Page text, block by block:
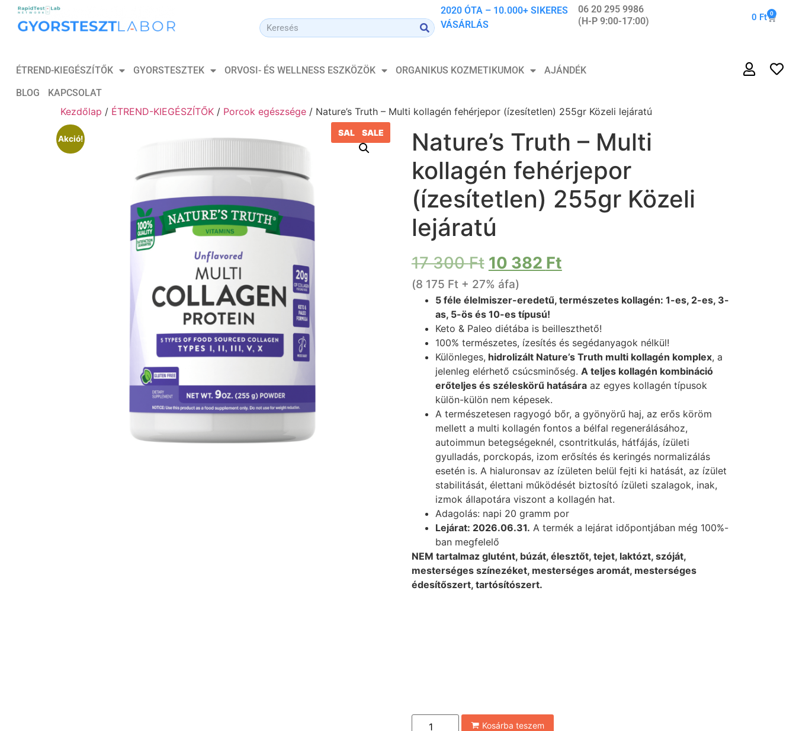
2020 ÓTA – 10.000+ SIKERES
VÁSÁRLÁS
06 20 295 9986
(H-P 9:00-17:00)
0 Ft 0
ÉTREND-KIEGÉSZÍTŐK GYORSTESZTEK ORVOSI- ÉS WELLNESS ESZKÖZÖK ORGANIKUS KOZMETIKUMOK
AJÁNDÉK
BLOG
KAPCSOLAT
Kezdőlap / ÉTREND-KIEGÉSZÍTŐK / Porcok egészsége / Nature’s Truth – Multi kollagén fehérjepor (ízesítetlen) 255gr Közeli lejáratú
Akció!
SALE SALE
Nature’s Truth – Multi
kollagén fehérjepor
(ízesítetlen) 255gr Közeli
lejáratú
17 300Ft 10 382 Ft
(8 175 Ft+ 27% áfa)
5 féle élelmiszer-eredetű, természetes kollagén: 1-es, 2-es, 3-
as, 5-ös és 10-es típusú!
Keto & Paleo diétába is beilleszthető!
100% természetes, ízesítés és segédanyagok nélkül!
Különleges, hidrolizált Nature’s Truth multi kollagén komplex, a
jelenleg elérhető csúcsminőség. A teljes kollagén kombináció
erőteljes és széleskörű hatásáraaz egyes kollagén típusok
külön-külön nem képesek.
A természetesen ragyogó bőr, a gyönyörű haj, az erős köröm
mellett a multi kollagén fontos a bélfal regenerálásához,
autoimmun betegségeknél, csontritkulás, hátfájás, ízületi
gyulladás, porckopás, izom erősítés és keringés normalizálás
esetén is. A hialuronsav az ízületen belül fejti ki hatását, az ízület
stabilitását, élettani működését biztosító ízületi szalagok, inak,
izmok állapotára viszont a kollagén hat.
Adagolás: napi 20 gramm por
Lejárat: 2026.06.31. A termék a lejárat időpontjában még 100%-
ban megfelelő
NEM tartalmaz glutént, búzát, élesztőt, tejet, laktózt, szóját,
mesterséges színezéket, mesterséges aromát, mesterséges
édesítőszert, tartósítószert.
Kosárba teszem